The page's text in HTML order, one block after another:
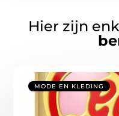
Hier zijn
MODE EN KLEDING